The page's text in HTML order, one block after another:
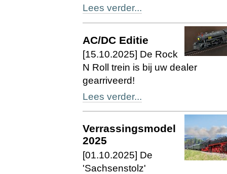
Lees verder...
AC/DC Editie
[15.10.2025] De Rock
N Roll trein is bij uw dealer
gearriveerd!
Lees verder...
Verrassingsmodel
2025
[01.10.2025] De
'Sachsenstolz'